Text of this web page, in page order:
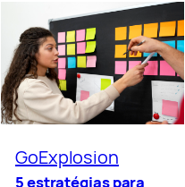
GoExplosion
5 estratégias para